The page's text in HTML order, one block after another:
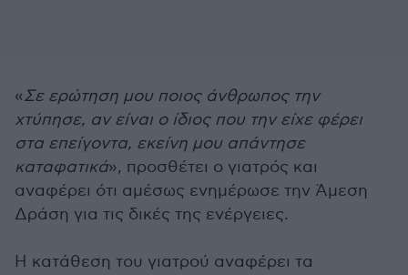
«Σε ερώτηση μου ποιος άνθρωπος την
χτύπησε, αν είναι ο ίδιος που την είχε φέρει
στα επείγοντα, εκείνη μου απάντησε
καταφατικά», προσθέτει ο γιατρός και
αναφέρει ότι αμέσως ενημέρωσε την Άμεση
Δράση για τις δικές της ενέργειες.
Η κατάθεση του γιατρού αναφέρει τα